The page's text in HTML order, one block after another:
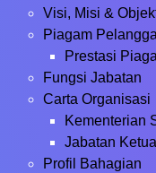
Visi, Misi &
Piagam
Prestasi
Fungsi Jabatan
Carta Organisasi
Kementerian
Jabatan
Profil Bahagian